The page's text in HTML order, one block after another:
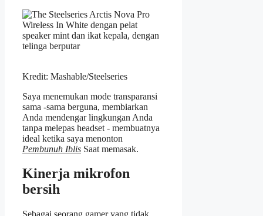
Kredit: Mashable/Steelseries
Saya menemukan mode transparansi
sama -sama berguna, membiarkan
Anda mendengar lingkungan Anda
tanpa melepas headset - membuatnya
ideal ketika saya menonton
Pembunuh Iblis Saat memasak.
Kinerja mikrofon
bersih